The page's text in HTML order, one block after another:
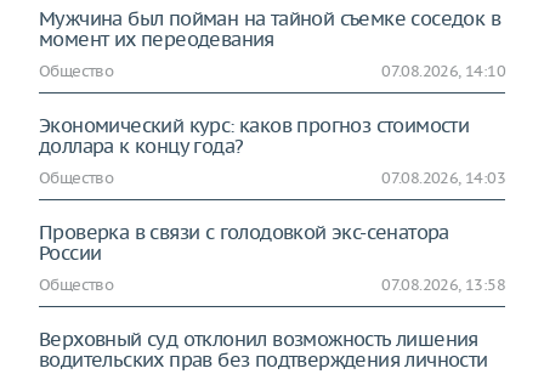
Мужчина был пойман на тайной съемке соседок в
момент их переодевания
Общество 07.08.2026, 14:10
Экономический курс: каков прогноз стоимости
доллара к концу года?
Общество 07.08.2026, 14:03
Проверка в связи с голодовкой экс-сенатора
России
Общество 07.08.2026, 13:58
Верховный суд отклонил возможность лишения
водительских прав без подтверждения личности